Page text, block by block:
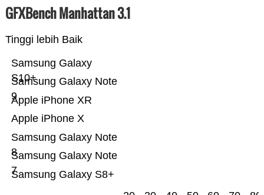
GFXBench Manhattan 3.1
Tinggi lebih Baik
Samsung Galaxy S8+
Samsung Galaxy Note
7
Samsung Galaxy Note
8
Apple iPhone X
Apple iPhone XR
Samsung Galaxy Note
9
Samsung Galaxy
S10+